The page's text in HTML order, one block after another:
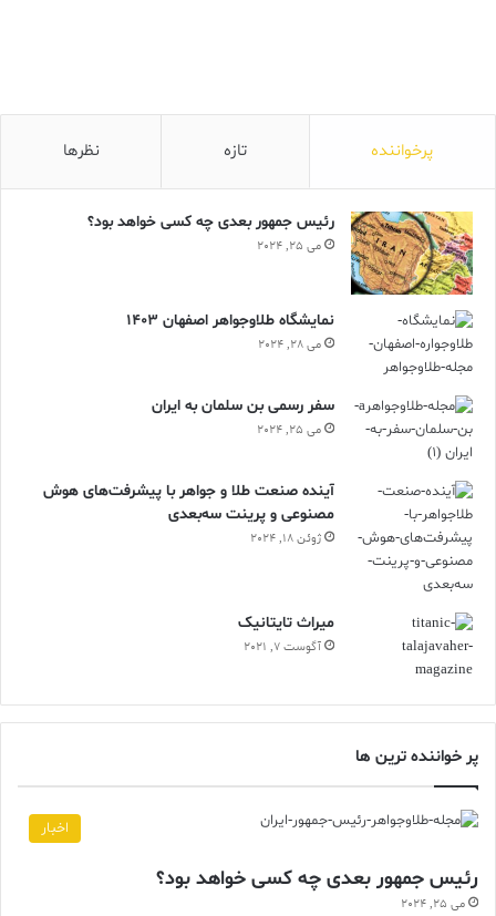
پرخواننده تازه نظرها
رئیس جمهور بعدی چه کسی خواهد بود؟
می 25, 2024
نمایشگاه طلاوجواهر اصفهان 1403
می 28, 2024
سفر رسمی بن سلمان به ایران
می 25, 2024
آینده صنعت طلا و جواهر با پیشرفت‌های هوش
مصنوعی و پرینت سه‌بعدی
ژوئن 18, 2024
ميراث تايتانيک
آگوست 7, 2021
پر خواننده ترین ها
اخبار
رئیس جمهور بعدی چه کسی خواهد بود؟
می 25, 2024